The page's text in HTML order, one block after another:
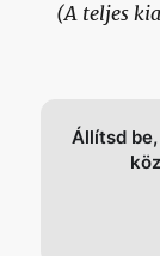
(A teljes
Állítsd